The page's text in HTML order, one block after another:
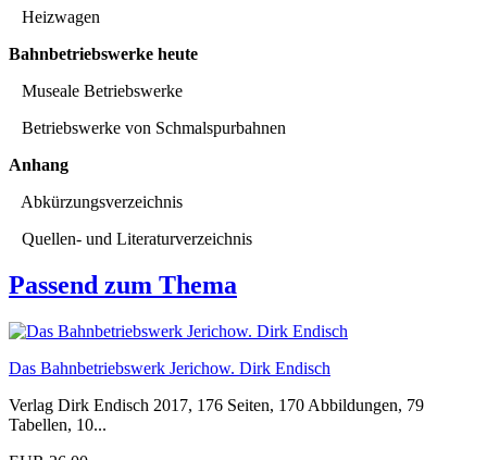
Heizwagen
Bahnbetriebswerke heute
Museale Betriebswerke
Betriebswerke von Schmalspurbahnen
Anhang
Abkürzungsverzeichnis
Quellen- und Literaturverzeichnis
Passend zum Thema
Das Bahnbetriebswerk Jerichow. Dirk Endisch
Verlag Dirk Endisch 2017, 176 Seiten, 170 Abbildungen, 79
Tabellen, 10...